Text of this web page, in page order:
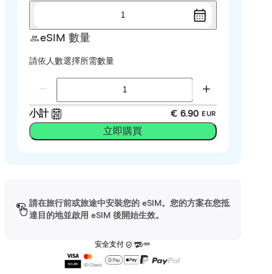
1
eSIM 數量
請依人數選擇所需數量
小計 € 6.90 EUR
立即購買
請在旅行前或旅途中安裝您的 eSIM。您的方案在您抵
達目的地並啟用 eSIM 後開始生效。
安全支付